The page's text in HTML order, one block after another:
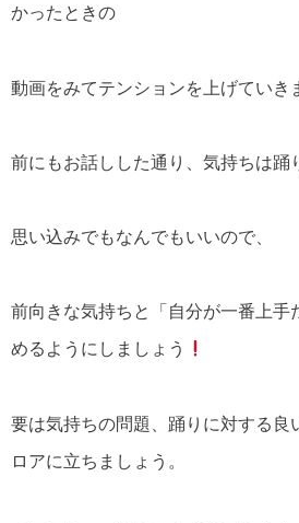
かったときの
動画をみてテンションを上げていき
前にもお話しした通り、気持ちは踊
思い込みでもなんでもいいので、
前向きな気持ちと「自分が一番上手
めるようにしましょう
要は気持ちの問題、踊りに対する良
ロアに立ちましょう。